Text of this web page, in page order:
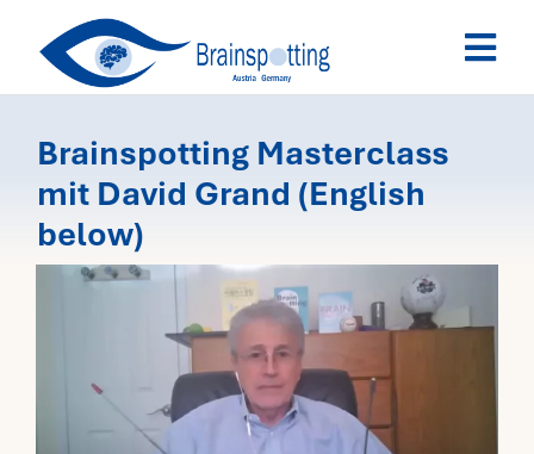
Ausbildung
Termine
Fachpersonen
Brainspotting Masterclass
mit David Grand (English
below)